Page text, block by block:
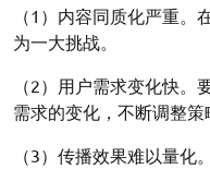
（1）内容同质化严重
为一大挑战。
（2）用户需求变化快
需求的变化，不断调整策
（3）传播效果难以量